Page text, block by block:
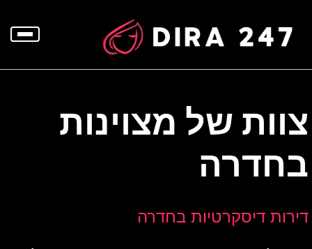
צוות של מצוינות
בחדרה
דירות דיסקרטיות בחדרה